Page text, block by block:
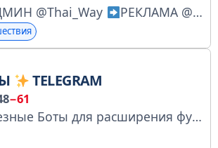
@Thai_Way РЕКЛАМА @Thai_Way ЧАТ ОБЩЕНИЕ, ЗНАКОМСТВА, ОБМЕН ВАЛЮТЫ, АРЕНДА ЖИЛЬЯ, АРЕНДА АВТО-МОТО, ВИЗЫ, ЭКСКУРСИИ и др. СПАСИБО ВАМ
TELEGRAM
−61
Полезные Боты для расширения функционала вашего мессенджера. Эксплуатируйте свой Telegram на 100 процентов!